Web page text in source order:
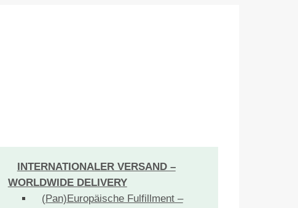
INTERNATIONALER VERSAND –
WORLDWIDE DELIVERY
(Pan)Europäische Fulfillment –